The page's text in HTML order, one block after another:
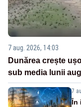
7 aug. 2026, 14:03
Dunărea crește
sub media lunii
7
În